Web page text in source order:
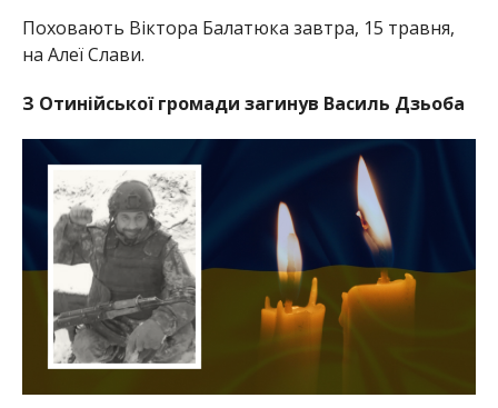
Поховають Віктора Балатюка завтра, 15 травня,
на Алеї Слави.
З Отинійської громади загинув Василь Дзьоба